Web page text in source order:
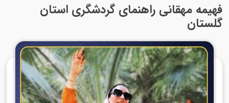
فهیمه مهقانی راهنمای گردشگری استان
گلستان